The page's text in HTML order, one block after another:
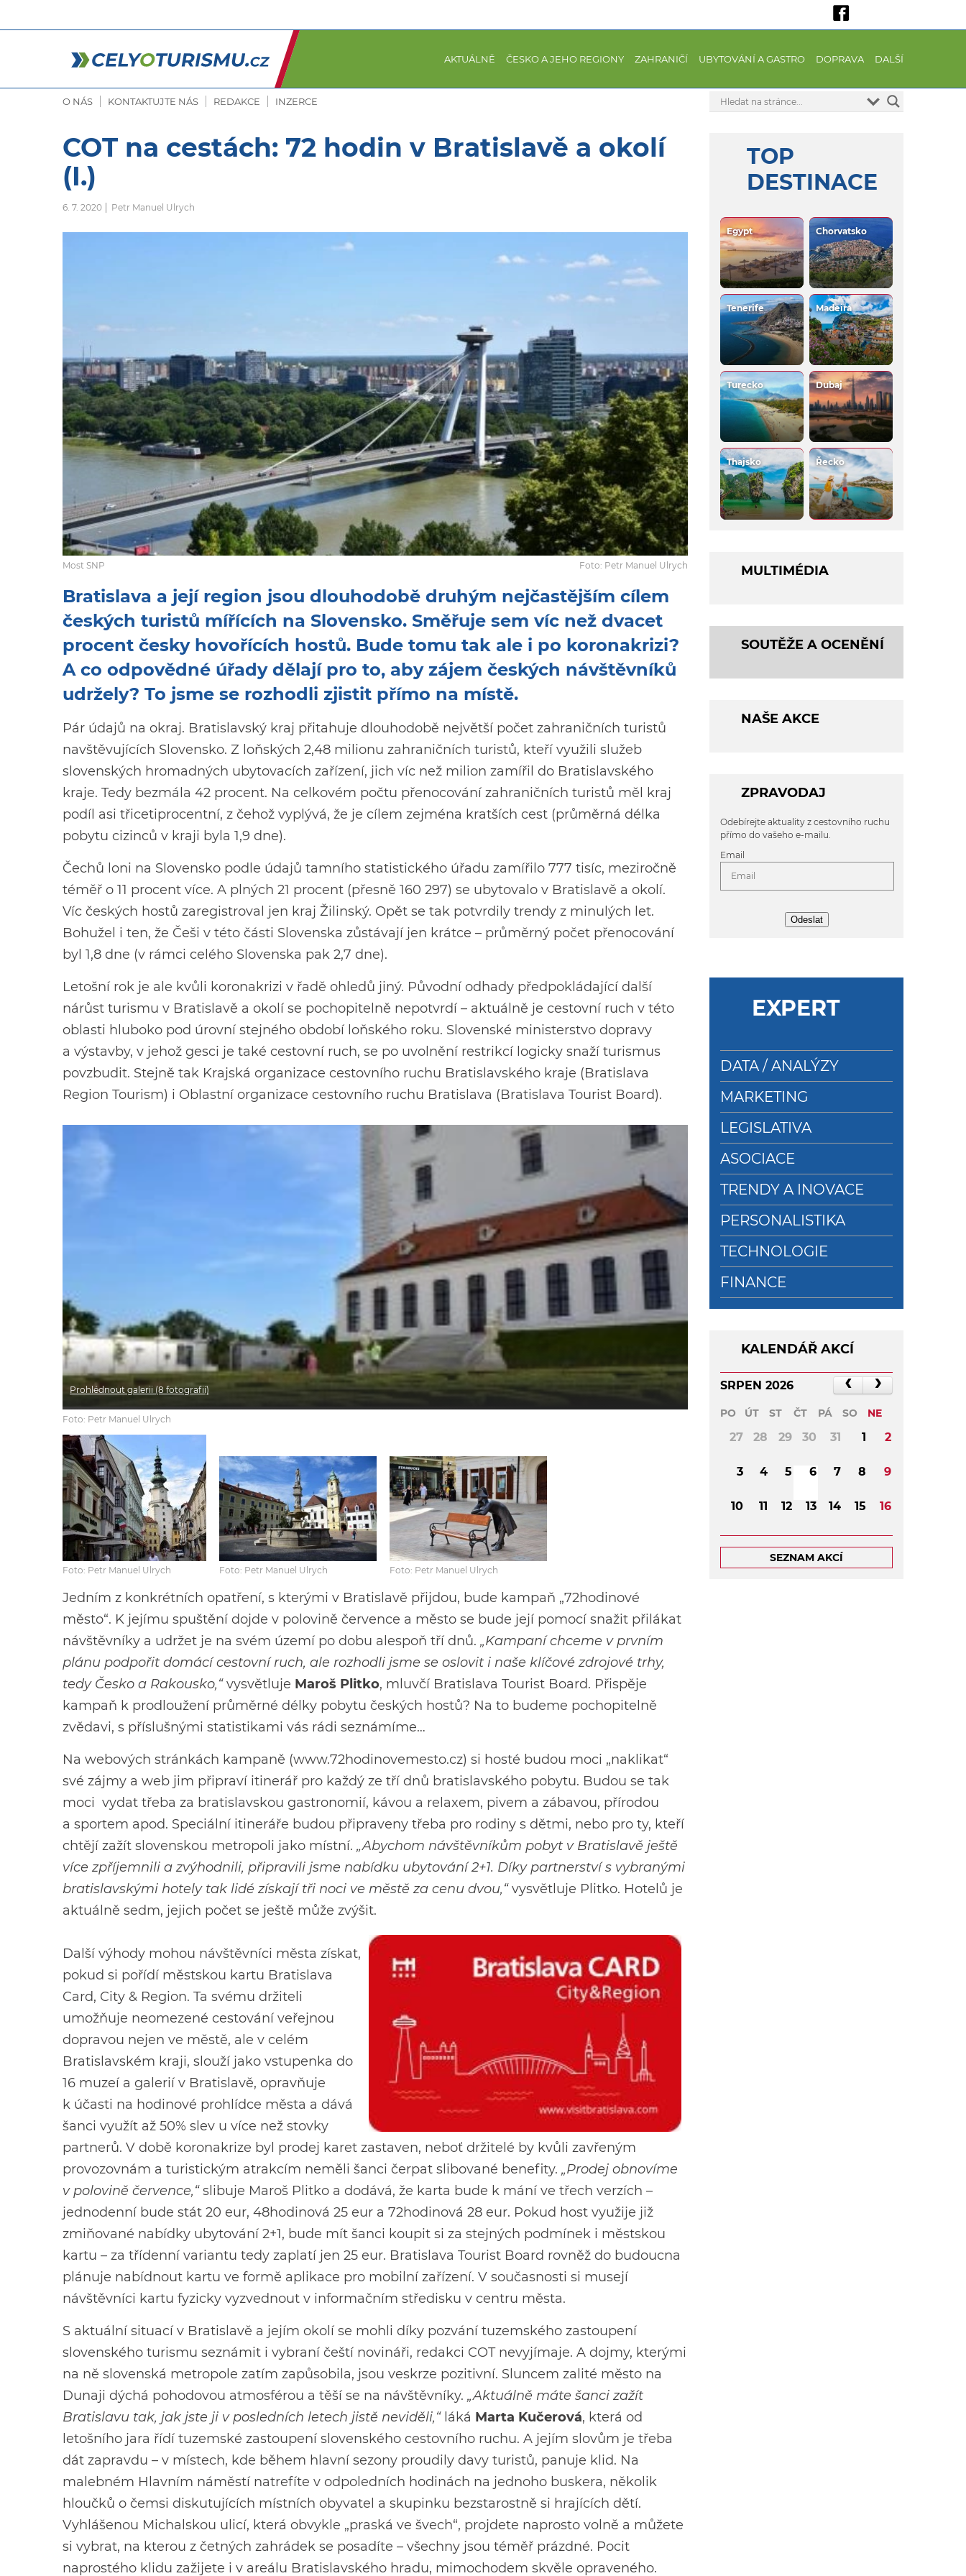
AKTUÁLNĚ ČESKO A JEHO REGIONY ZAHRANIČÍ UBYTOVÁNÍ A GASTRO DOPRAVA DALŠÍ
O NÁS KONTAKTUJTE NÁS REDAKCE INZERCE
COT na cestách: 72 hodin v Bratislavě a okolí
(I.)
6. 7. 2020 Petr Manuel Ulrych
Most SNP Foto: Petr Manuel Ulrych
Bratislava a její region jsou dlouhodobě druhým nejčastějším cílem
českých turistů mířících na Slovensko. Směřuje sem víc než dvacet
procent česky hovořících hostů. Bude tomu tak ale i po koronakrizi?
A co odpovědné úřady dělají pro to, aby zájem českých návštěvníků
udržely? To jsme se rozhodli zjistit přímo na místě.
Pár údajů na okraj. Bratislavský kraj přitahuje dlouhodobě největší počet zahraničních turistů
navštěvujících Slovensko. Z loňských 2,48 milionu zahraničních turistů, kteří využili služeb
slovenských hromadných ubytovacích zařízení, jich víc než milion zamířil do Bratislavského
kraje. Tedy bezmála 42 procent. Na celkovém počtu přenocování zahraničních turistů měl kraj
podíl asi třicetiprocentní, z čehož vyplývá, že je cílem zejména kratších cest (průměrná délka
pobytu cizinců v kraji byla 1,9 dne).
Čechů loni na Slovensko podle údajů tamního statistického úřadu zamířilo 777 tisíc, meziročně
téměř o 11 procent více. A plných 21 procent (přesně 160 297) se ubytovalo v Bratislavě a okolí.
Víc českých hostů zaregistroval jen kraj Žilinský. Opět se tak potvrdily trendy z minulých let.
Bohužel i ten, že Češi v této části Slovenska zůstávají jen krátce – průměrný počet přenocování
byl 1,8 dne (v rámci celého Slovenska pak 2,7 dne).
Letošní rok je ale kvůli koronakrizi v řadě ohledů jiný. Původní odhady předpokládající další
nárůst turismu v Bratislavě a okolí se pochopitelně nepotvrdí – aktuálně je cestovní ruch v této
oblasti hluboko pod úrovní stejného období loňského roku. Slovenské ministerstvo dopravy
a výstavby, v jehož gesci je také cestovní ruch, se po uvolnění restrikcí logicky snaží turismus
povzbudit. Stejně tak Krajská organizace cestovního ruchu Bratislavského kraje (Bratislava
Region Tourism) i Oblastní organizace cestovního ruchu Bratislava (Bratislava Tourist Board).
Foto: Petr Manuel Ulrych
Prohlédnout galerii (8 fotografií)
Foto: Petr Manuel Ulrych Foto: Petr Manuel Ulrych Foto: Petr Manuel Ulrych
Jedním z konkrétních opatření, s kterými v Bratislavě přijdou, bude kampaň „72hodinové
město“. K jejímu spuštění dojde v polovině července a město se bude její pomocí snažit přilákat
návštěvníky a udržet je na svém území po dobu alespoň tří dnů. „Kampaní chceme v prvním
plánu podpořit domácí cestovní ruch, ale rozhodli jsme se oslovit i naše klíčové zdrojové trhy,
tedy Česko a Rakousko,“vysvětluje Maroš Plitko, mluvčí Bratislava Tourist Board. Přispěje
kampaň k prodloužení průměrné délky pobytu českých hostů? Na to budeme pochopitelně
zvědavi, s příslušnými statistikami vás rádi seznámíme…
Na webových stránkách kampaně (www.72hodinovemesto.cz) si hosté budou moci „naklikat“
své zájmy a web jim připraví itinerář pro každý ze tří dnů bratislavského pobytu. Budou se tak
moci vydat třeba za bratislavskou gastronomií, kávou a relaxem, pivem a zábavou, přírodou
a sportem apod. Speciální itineráře budou připraveny třeba pro rodiny s dětmi, nebo pro ty, kteří
chtějí zažít slovenskou metropoli jako místní. „Abychom návštěvníkům pobyt v Bratislavě ještě
více zpříjemnili a zvýhodnili, připravili jsme nabídku ubytování 2+1. Díky partnerství s vybranými
bratislavskými hotely tak lidé získají tři noci ve městě za cenu dvou,“vysvětluje Plitko. Hotelů je
aktuálně sedm, jejich počet se ještě může zvýšit.
Další výhody mohou návštěvníci města získat,
pokud si pořídí městskou kartu Bratislava
Card, City & Region. Ta svému držiteli
umožňuje neomezené cestování veřejnou
dopravou nejen ve městě, ale v celém
Bratislavském kraji, slouží jako vstupenka do
16 muzeí a galerií v Bratislavě, opravňuje
k účasti na hodinové prohlídce města a dává
šanci využít až 50% slev u více než stovky
partnerů. V době koronakrize byl prodej karet zastaven, neboť držitelé by kvůli zavřeným
provozovnám a turistickým atrakcím neměli šanci čerpat slibované benefity. „Prodej obnovíme
v polovině července,“slibuje Maroš Plitko a dodává, že karta bude k mání ve třech verzích –
jednodenní bude stát 20 eur, 48hodinová 25 eur a 72hodinová 28 eur. Pokud host využije již
zmiňované nabídky ubytování 2+1, bude mít šanci koupit si za stejných podmínek i městskou
kartu – za třídenní variantu tedy zaplatí jen 25 eur. Bratislava Tourist Board rovněž do budoucna
plánuje nabídnout kartu ve formě aplikace pro mobilní zařízení. V současnosti si musejí
návštěvníci kartu fyzicky vyzvednout v informačním středisku v centru města.
S aktuální situací v Bratislavě a jejím okolí se mohli díky pozvání tuzemského zastoupení
slovenského turismu seznámit i vybraní čeští novináři, redakci COT nevyjímaje. A dojmy, kterými
na ně slovenská metropole zatím zapůsobila, jsou veskrze pozitivní. Sluncem zalité město na
Dunaji dýchá pohodovou atmosférou a těší se na návštěvníky. „Aktuálně máte šanci zažít
Bratislavu tak, jak jste ji v posledních letech jistě neviděli,“láká Marta Kučerová, která od
letošního jara řídí tuzemské zastoupení slovenského cestovního ruchu. A jejím slovům je třeba
dát zapravdu – v místech, kde během hlavní sezony proudily davy turistů, panuje klid. Na
malebném Hlavním náměstí natrefíte v odpoledních hodinách na jednoho buskera, několik
hloučků o čemsi diskutujících místních obyvatel a skupinku bezstarostně si hrajících dětí.
Vyhlášenou Michalskou ulicí, která obvykle „praská ve švech“, projdete naprosto volně a můžete
si vybrat, na kterou z četných zahrádek se posadíte – všechny jsou téměř prázdné. Pocit
naprostého klidu zažijete i v areálu Bratislavského hradu, mimochodem skvěle opraveného.
TOP
DESTINACE
Egypt Chorvatsko
Tenerife Madeira
Turecko Dubaj
Thajsko Řecko
MULTIMÉDIA
SOUTĚŽE A OCENĚNÍ
NAŠE AKCE
ZPRAVODAJ
Odebírejte aktuality z cestovního ruchu
přímo do vašeho e-mailu.
Email
Odeslat
EXPERT
DATA / ANALÝZY
MARKETING
LEGISLATIVA
ASOCIACE
TRENDY A INOVACE
PERSONALISTIKA
TECHNOLOGIE
FINANCE
KALENDÁŘ AKCÍ
SRPEN 2026
PO ÚT ST ČT PÁ SO NE
27 28 29 30 31 1 2
3 4 5 6 7 8 9
10 11 12 13 14 15 16
17 18 19 20 21 22 23
SEZNAM AKCÍ